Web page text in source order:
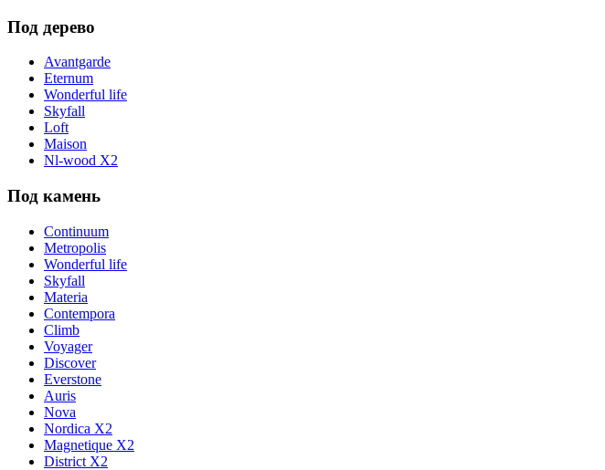
Под дерево
Avantgarde
Eternum
Wonderful life
Skyfall
Loft
Maison
Nl-wood X2
Под камень
Continuum
Metropolis
Wonderful life
Skyfall
Materia
Contempora
Climb
Voyager
Discover
Everstone
Auris
Nova
Nordica X2
Magnetique X2
District X2